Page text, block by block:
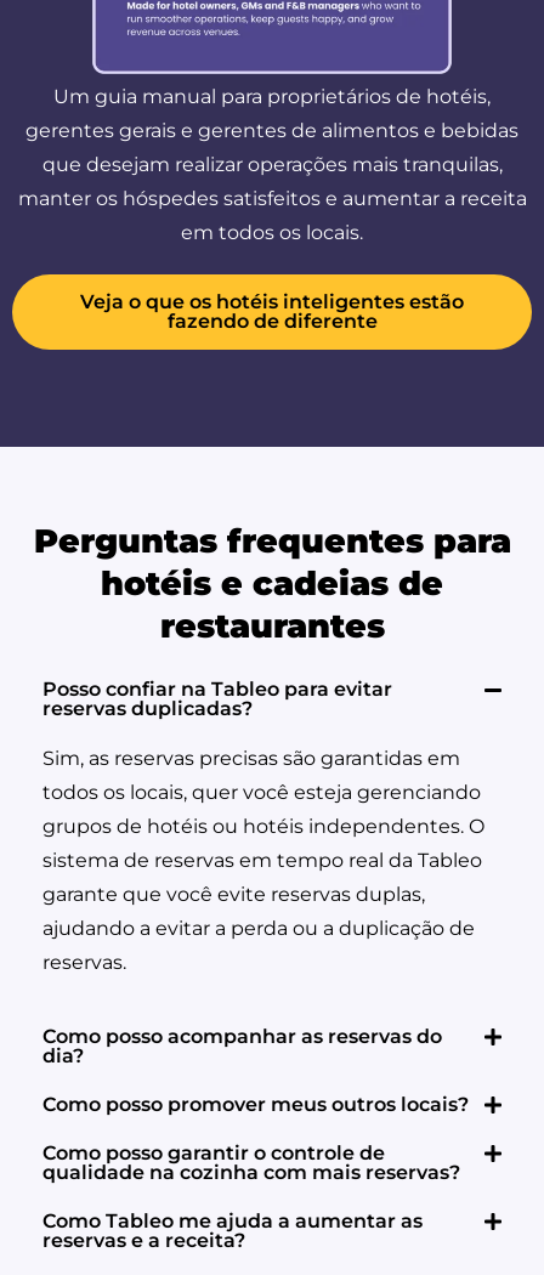
Um guia manual para proprietários de hotéis,
gerentes gerais e gerentes de alimentos e bebidas
que desejam realizar operações mais tranquilas,
manter os hóspedes satisfeitos e aumentar a receita
em todos os locais.
Veja o que os hotéis inteligentes estão
fazendo de diferente
Perguntas frequentes para
hotéis e cadeias de
restaurantes
Posso confiar na Tableo para evitar
reservas duplicadas?
Sim, as reservas precisas são garantidas em
todos os locais, quer você esteja gerenciando
grupos de hotéis ou hotéis independentes. O
sistema de reservas em tempo real da Tableo
garante que você evite reservas duplas,
ajudando a evitar a perda ou a duplicação de
reservas.
Como posso acompanhar as reservas do
dia?
Como posso promover meus outros locais?
Como posso garantir o controle de
qualidade na cozinha com mais reservas?
Como Tableo me ajuda a aumentar as
reservas e a receita?